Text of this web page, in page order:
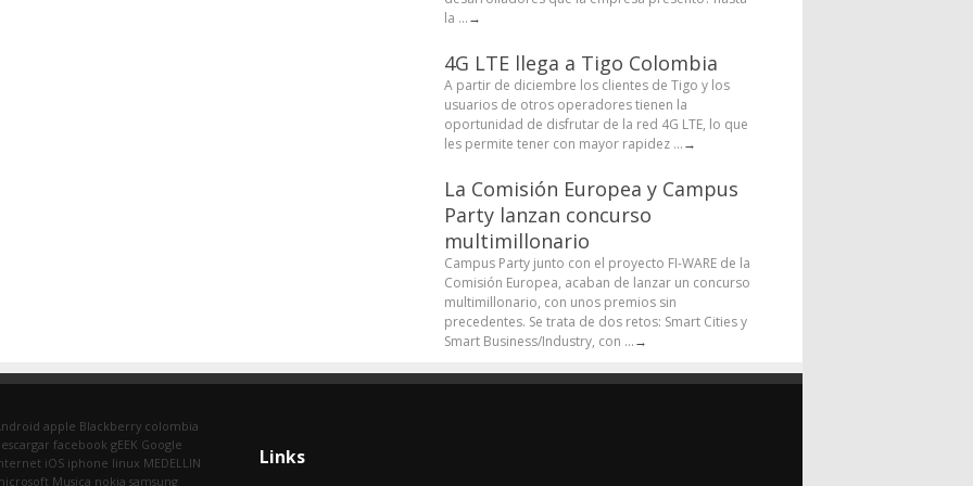
la ...→
4G LTE llega a Tigo Colombia
A partir de diciembre los clientes de Tigo y los
usuarios de otros operadores tienen la
oportunidad de disfrutar de la red 4G LTE, lo que
les permite tener con mayor rapidez ...→
La Comisión Europea y Campus
Party lanzan concurso
multimillonario
Campus Party junto con el proyecto FI-WARE de la
Comisión Europea, acaban de lanzar un concurso
multimillonario, con unos premios sin
precedentes. Se trata de dos retos: Smart Cities y
Smart Business/Industry, con ...→
apple Blackberry colombia
facebook gEEK Google
iOS iphone linux MEDELLIN
Musica nokia samsung
Links